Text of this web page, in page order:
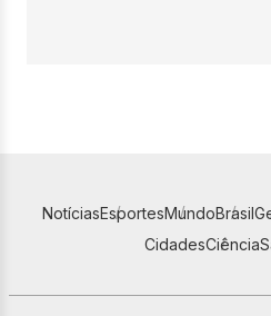
NotíciasEsportesMundoBrasil
CidadesCiência